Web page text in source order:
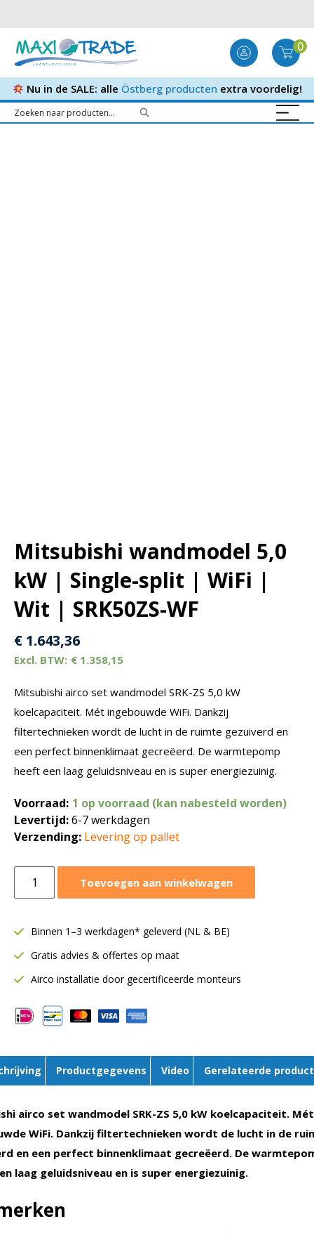
0
Nu in de SALE: alle Östberg producten extra voordelig!
Mitsubishi wandmodel 5,0
kW | Single-split | WiFi |
Wit | SRK50ZS-WF
€ 1.643,36
€ 1.358,15
Mitsubishi airco set wandmodel SRK-ZS 5,0 kW
koelcapaciteit. Mét ingebouwde WiFi. Dankzij
filtertechnieken wordt de lucht in de ruimte gezuiverd en
een perfect binnenklimaat gecreëerd. De warmtepomp
heeft een laag geluidsniveau en is super energiezuinig.
Voorraad: 1 op voorraad (kan nabesteld worden)
Levertijd:6-7 werkdagen
Verzending: Levering op pallet
wandmodel
kW
Single-
split
WiFi
|
|
SRK50ZS-
aantal
Toevoegen aan winkelwagen
Binnen 1–3 werkdagen* geleverd (NL & BE)
Gratis advies & offertes op maat
Airco installatie door gecertificeerde monteurs
Productgegevens Video Gerelateerde
airco set wandmodel SRK-ZS 5,0 kW koelcapaciteit. Mét
WiFi. Dankzij filtertechnieken wordt de lucht in de
en een perfect binnenklimaat gecreëerd. De
laag geluidsniveau en is super energiezuinig.